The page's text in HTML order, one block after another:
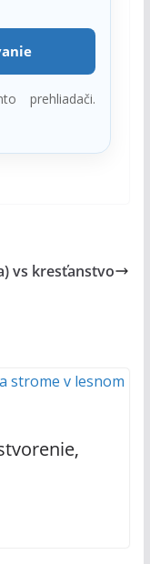
prehliadači.
vs kresťanstvo